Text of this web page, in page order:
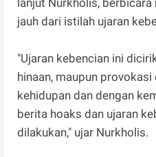
jauh dari istilah ujaran
"Ujaran kebencian ini
hinaan, maupun
kehidupan dan dengan
berita hoaks dan ujaran
dilakukan," ujar Nurkholis.